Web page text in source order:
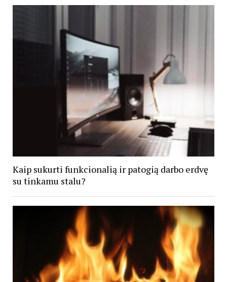
Kaip sukurti funkcionalią ir patogią darbo erdvę
su tinkamu stalu?